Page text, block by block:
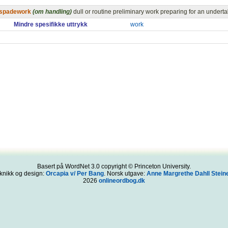
(om handling) dull or routine preliminary work preparing for an
Mindre spesifikke uttrykk
work
Basert på WordNet 3.0 copyright © Princeton University.
og design: Orcapia v/ Per Bang. Norsk utgave: Anne Margrethe Dahll
2026 onlineordbog.dk